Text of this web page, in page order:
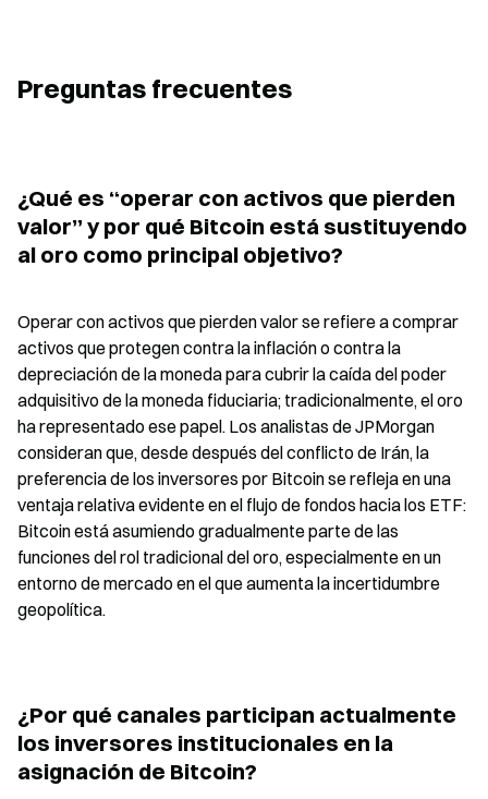
Preguntas frecuentes
¿Qué es “operar con activos que pierden
valor” y por qué Bitcoin está sustituyendo
al oro como principal objetivo?
Operar con activos que pierden valor se refiere a comprar
activos que protegen contra la inflación o contra la
depreciación de la moneda para cubrir la caída del poder
adquisitivo de la moneda fiduciaria; tradicionalmente, el oro
ha representado ese papel. Los analistas de JPMorgan
consideran que, desde después del conflicto de Irán, la
preferencia de los inversores por Bitcoin se refleja en una
ventaja relativa evidente en el flujo de fondos hacia los ETF:
Bitcoin está asumiendo gradualmente parte de las
funciones del rol tradicional del oro, especialmente en un
entorno de mercado en el que aumenta la incertidumbre
geopolítica.
¿Por qué canales participan actualmente
los inversores institucionales en la
asignación de Bitcoin?